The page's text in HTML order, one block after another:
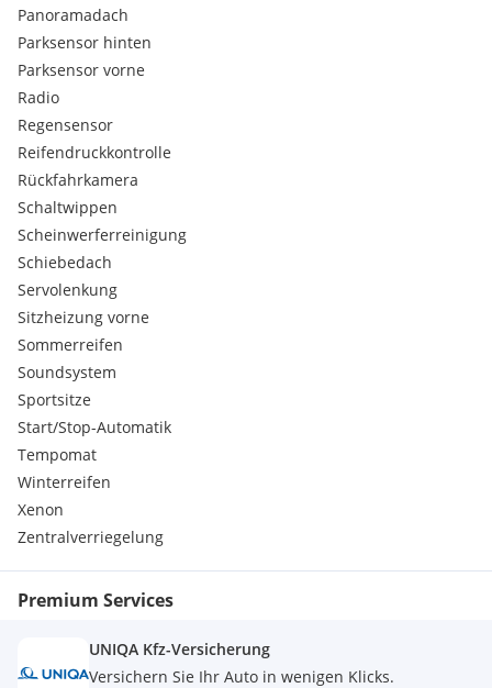
Panoramadach
Parksensor hinten
Parksensor vorne
Radio
Regensensor
Reifendruckkontrolle
Rückfahrkamera
Schaltwippen
Scheinwerferreinigung
Schiebedach
Servolenkung
Sitzheizung vorne
Sommerreifen
Soundsystem
Sportsitze
Start/Stop-Automatik
Tempomat
Winterreifen
Xenon
Zentralverriegelung
Premium Services
UNIQA Kfz-Versicherung
Versichern Sie Ihr Auto in wenigen Klicks.